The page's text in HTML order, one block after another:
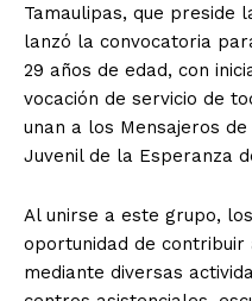
Tamaulipas, que preside
lanzó la convocatoria
29 años de edad, con
vocación de servicio de
unan a los Mensajeros
Juvenil de la Esperanza
Al unirse a este grupo,
oportunidad de contribuir
mediante diversas